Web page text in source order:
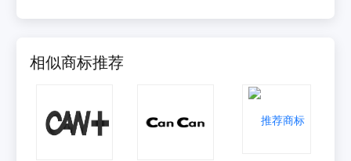
相似商标推荐